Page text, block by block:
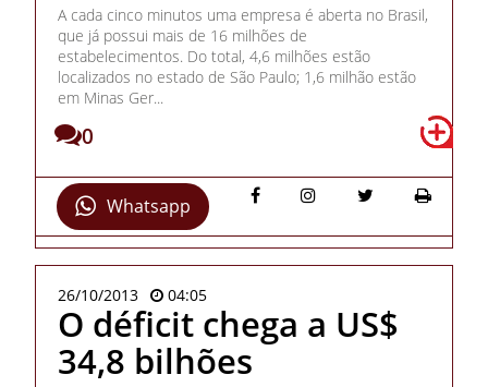
A cada cinco minutos uma empresa é aberta no Brasil,
que já possui mais de 16 milhões de
estabelecimentos. Do total, 4,6 milhões estão
localizados no estado de São Paulo; 1,6 milhão estão
em Minas Ger...
0
Whatsapp
26/10/2013 04:05
O déficit chega a US$
34,8 bilhões